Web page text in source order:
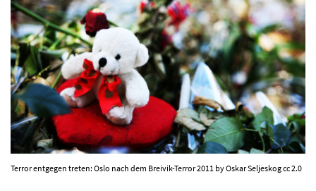
AKTUELLES
PROGRAMM
KIRCHE DER KULTUREN
FOTOS
Terror entgegen treten: Oslo nach dem Breivik-Terror 2011 by Oskar Seljeskog cc 2.0